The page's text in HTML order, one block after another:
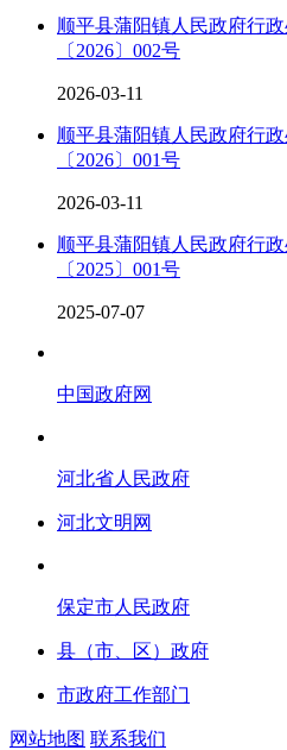
顺平县蒲阳镇人民政府行
〔2026〕002号
2026-03-11
顺平县蒲阳镇人民政府行
〔2026〕001号
2026-03-11
顺平县蒲阳镇人民政府行
〔2025〕001号
2025-07-07
中国政府网
河北省人民政府
河北文明网
保定市人民政府
县（市、区）政府
市政府工作部门
网站地图 联系我们